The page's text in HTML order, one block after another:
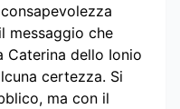
messaggio che
Caterina dello Ionio
certezza. Si
ma con il